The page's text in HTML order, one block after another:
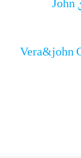
بعد مرور 40 عامًا، راهنية جون لينون John
Vera&john